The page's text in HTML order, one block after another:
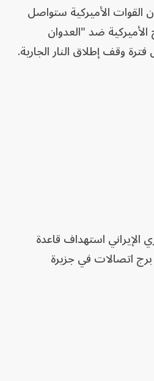
القوات الأميركية ستواصل
ضد "العدوان
فترة وقف إطلاق النار الجارية.
الإيراني استهداف قاعدة
اتصالات في جزيرة